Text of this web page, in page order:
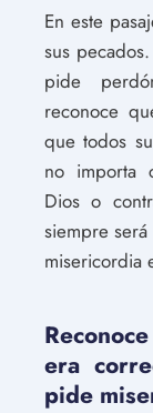
En este
sus
pide
reconoce
que todos
no importa
Dios o
siempre
misericordia
era
pide